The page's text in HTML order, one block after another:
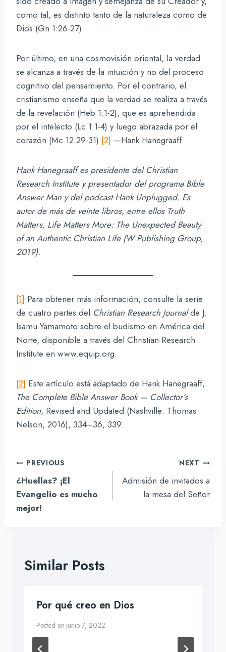
como tal, es distinto tanto de la naturaleza como de
Dios (Gn 1:26-27).
Por último, en una cosmovisión oriental, la verdad
se alcanza a través de la intuición y no del proceso
cognitivo del pensamiento. Por el contrario, el
cristianismo enseña que la verdad se realiza a través
de la revelación (Heb 1:1-2), que es aprehendida
por el intelecto (Lc 1:1-4) y luego abrazada por el
corazón (Mc 12:29-31).[2] —Hank Hanegraaff
Hank Hanegraaff es presidente del Christian
Research Institute y presentador del programa Bible
Answer Man y del podcast Hank Unplugged. Es
autor de más de veinte libros, entre ellos Truth
Matters, Life Matters More: The Unexpected Beauty
of an Authentic Christian Life (W Publishing Group,
2019).
[1] Para obtener más información, consulte la serie
de cuatro partes del Christian Research Journalde J.
Isamu Yamamoto sobre el budismo en América del
Norte, disponible a través del Christian Research
Institute en www.equip.org.
[2] Este artículo está adaptado de Hank Hanegraaff,
The Complete Bible Answer Book — Collector’s
Edition, Revised and Updated (Nashville: Thomas
Nelson, 2016), 334–36, 339.
Navegación
de
entradas
PREVIOUS
¿Huellas? ¡El
Evangelio es mucho
mejor!
NEXT
Admisión de invitados a
la mesa del Señor
Similar Posts
Por qué creo en Dios
Posted on junio 7, 2022